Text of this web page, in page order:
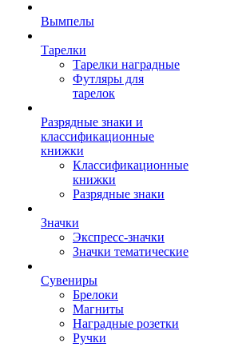
Вымпелы
Тарелки
Тарелки наградные
Футляры для
тарелок
Разрядные знаки и
классификационные
книжки
Классификационные
книжки
Разрядные знаки
Значки
Экспресс-значки
Значки тематические
Сувениры
Брелоки
Магниты
Наградные розетки
Ручки